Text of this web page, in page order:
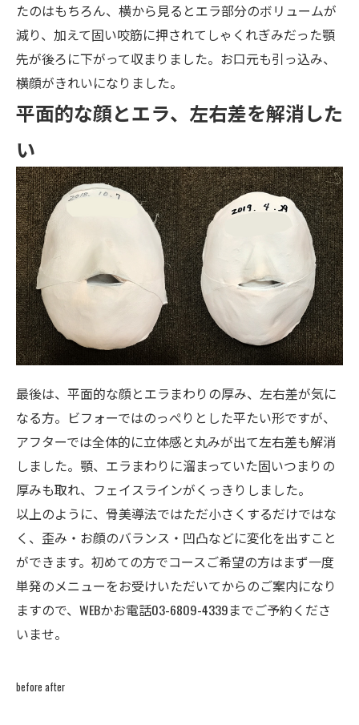
たのはもちろん、横から見るとエラ部分のボリュームが
減り、加えて固い咬筋に押されてしゃくれぎみだった顎
先が後ろに下がって収まりました。お口元も引っ込み、
横顔がきれいになりました。
平面的な顔とエラ、左右差を解消した
い
最後は、平面的な顔とエラまわりの厚み、左右差が気に
なる方。ビフォーではのっぺりとした平たい形ですが、
アフターでは全体的に立体感と丸みが出て左右差も解消
しました。顎、エラまわりに溜まっていた固いつまりの
厚みも取れ、フェイスラインがくっきりしました。
以上のように、骨美導法ではただ小さくするだけではな
く、歪み・お顔のバランス・凹凸などに変化を出すこと
ができます。初めての方でコースご希望の方はまず一度
単発のメニューをお受けいただいてからのご案内になり
ますので、 WEBかお電話03-6809-4339までご予約くださ
いませ。
before after